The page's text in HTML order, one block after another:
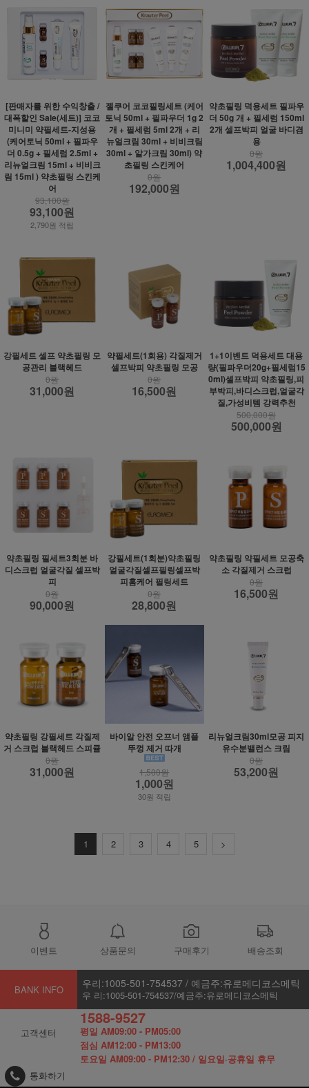
[판매자를 위한 수익창출 /
대폭할인 Sale(세트)] 코코
미니미 약필세트-지성용
(케어토닉 50ml + 필파우
더 0.5g + 필세럼 2.5ml +
리뉴얼크림 15ml + 비비크
림 15ml ) 약초필링 스킨케
어
93,100원
93,100원
2,790원 적립
젤쿠어 코코필링세트 (케어
토닉 50ml + 필파우더 1g 2
개 + 필세럼 5ml 2개 + 리
뉴얼크림 30ml + 비비크림
30ml + 알가크림 30ml) 약
초필링 스킨케어
0원
192,000원
약초필링 덕용세트 필파우
더 50g 개 + 필세럼 150ml
2개 셀프박피 얼굴 바디겸
용
0원
1,004,400원
강필세트 셀프 약초필링 모
공관리 블랙헤드
0원
31,000원
약필세트(1회용) 각질제거
셀프박피 약초필링 모공
0원
16,500원
1+1이벤트 덕용세트 대용
량(필파우더20g+필세럼15
0ml)셀프박피 약초필링,피
부박피,바디스크럽,얼굴각
질,가성비템 강력추천
500,000원
500,000원
약초필링 필세트3회분 바
디스크럽 얼굴각질 셀프박
피
0원
90,000원
강필세트(1회분)약초필링
얼굴각질셀프필링셀프박
피홈케어 필링세트
0원
28,800원
약초필링 약필세트 모공축
소 각질제거 스크럽
0원
16,500원
약초필링 강필세트 각질제
거 스크럽 블랙헤드 스피큘
0원
31,000원
바이알 안전 오프너 앰플
뚜껑 제거 따개
1,500원
1,000원
30원 적립
리뉴얼크림30ml모공 피지
유수분밸런스 크림
0원
53,200원
1 2 3 4 5 >
이벤트 상품문의 구매후기 배송조회
BANK INFO 우리:1005-501-754537 / 예금주:유로메디코스메틱
우 리:1005-501-754537/예금주:유로메디코스메틱
고객센터
1588-9527
평일 AM09:00 - PM05:00
점심 AM12:00 - PM13:00
토요일 AM09:00 - PM12:30 / 일요일·공휴일 휴무
통화하기